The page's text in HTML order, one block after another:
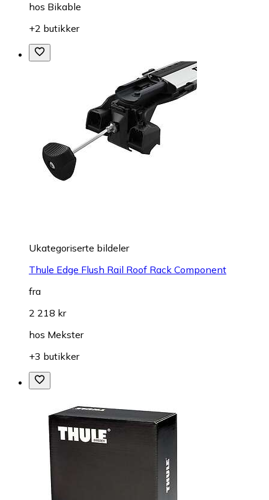
hos Bikable
+2 butikker
Ukategoriserte bildeler
Thule Edge Flush Rail Roof Rack Component
fra
2 218 kr
hos Mekster
+3 butikker